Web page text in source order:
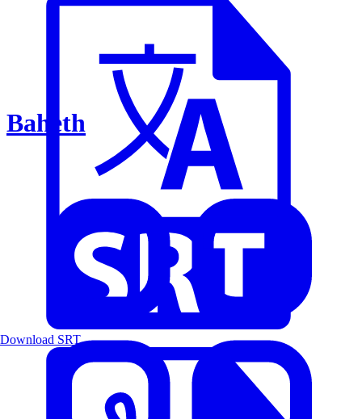
Baheth
Download SRT